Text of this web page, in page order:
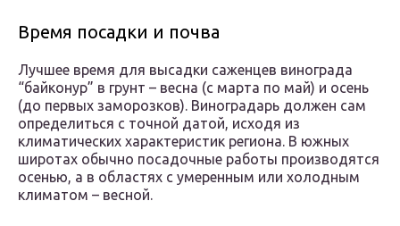
Время посадки и почва
Лучшее время для высадки саженцев винограда
“байконур” в грунт – весна (с марта по май) и осень
(до первых заморозков). Виноградарь должен сам
определиться с точной датой, исходя из
климатических характеристик региона. В южных
широтах обычно посадочные работы производятся
осенью, а в областях с умеренным или холодным
климатом – весной.